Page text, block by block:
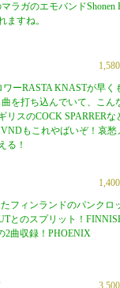
ラガのエモバンドShonen
ますね。
ーRASTA KNASTが早く
を打ち込んでいて、こん
スのCOCK SPARRERな
もこれやばいぞ！哀愁
る！
フィンランドのパンクロ
とのスプリット！
2曲収録！PHOENIX